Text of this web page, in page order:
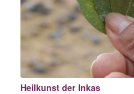
Heilkunst der Inkas